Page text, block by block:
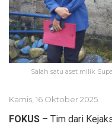
Salah satu aset milik
Kamis, 16 Oktober 2025
FOKUS – Tim dari